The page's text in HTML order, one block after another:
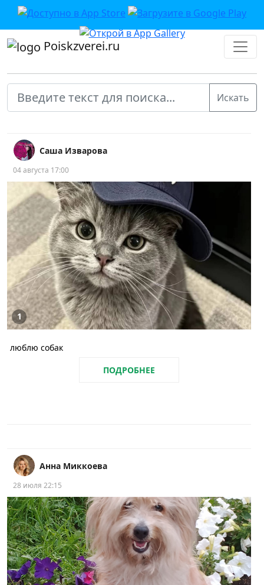
Poiskzverei.ru
Саша Изварова
04 августа 17:00
1
люблю собак
ПОДРОБНЕЕ
Анна Миккоева
28 июля 22:15